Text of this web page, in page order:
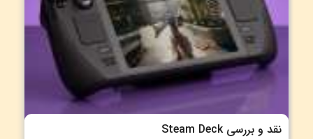
نقد و بررسی Steam Deck